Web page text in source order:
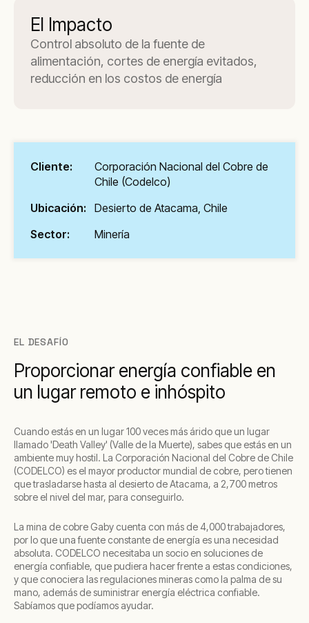
El Impacto
Control absoluto de la fuente de
alimentación, cortes de energía evitados,
reducción en los costos de energía
Cliente:
Corporación Nacional del Cobre de
Chile (Codelco)
Ubicación:
Desierto de Atacama, Chile
Sector:
Minería
EL DESAFÍO
Proporcionar energía confiable en
un lugar remoto e inhóspito
Cuando estás en un lugar 100 veces más árido que un lugar
llamado 'Death Valley' (Valle de la Muerte), sabes que estás en un
ambiente muy hostil. La Corporación Nacional del Cobre de Chile
(CODELCO) es el mayor productor mundial de cobre, pero tienen
que trasladarse hasta al desierto de Atacama, a 2,700 metros
sobre el nivel del mar, para conseguirlo.
La mina de cobre Gaby cuenta con más de 4,000 trabajadores,
por lo que una fuente constante de energía es una necesidad
absoluta. CODELCO necesitaba un socio en soluciones de
energía confiable, que pudiera hacer frente a estas condiciones,
y que conociera las regulaciones mineras como la palma de su
mano, además de suministrar energía eléctrica confiable.
Sabíamos que podíamos ayudar.